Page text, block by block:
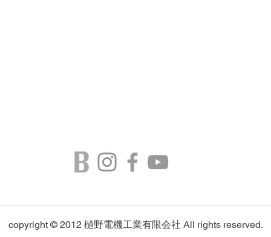
copyright © 2012 樋野電機工業有限会社 All rights reserved.